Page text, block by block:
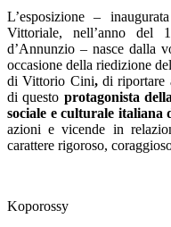
L’esposizione –
Vittoriale, nell’anno del
d’Annunzio – nasce dalla
occasione della riedizione
di Vittorio Cini,di riportare
di questo protagonista
sociale e culturale italiana
azioni e vicende in
carattere rigoroso,
Koporossy